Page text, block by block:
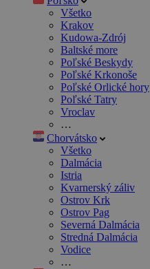
Všetko
Krakov
Kudowa-Zdrój
Baltské more
Poľské Beskydy
Poľské Krkonoše
Poľské Orlické hory
Poľské Tatry
Vroclav
…
Chorvátsko
Všetko
Dalmácia
Istria
Kvarnerský záliv
Ostrov Krk
Ostrov Pag
Severná Dalmácia
Stredná Dalmácia
Vodice
…